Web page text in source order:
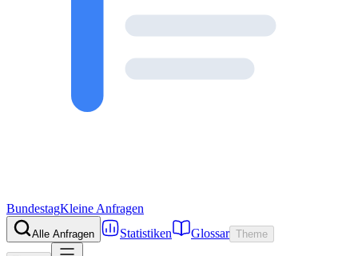
BundestagKleine Anfragen
Alle Anfragen Statistiken Glossar Theme